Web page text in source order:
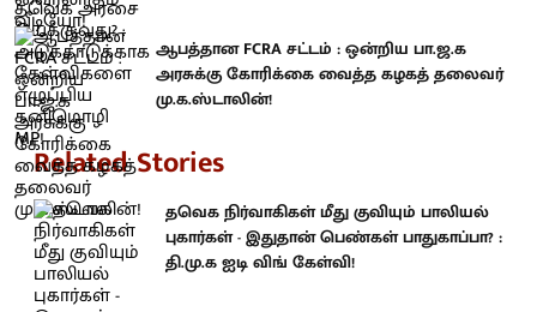
ஆபத்தான FCRA சட்டம் : ஒன்றிய பா.ஜ.க
அரசுக்கு கோரிக்கை வைத்த கழகத் தலைவர்
மு.க.ஸ்டாலின்!
Related Stories
தவெக நிர்வாகிகள் மீது குவியும் பாலியல்
புகார்கள் - இதுதான் பெண்கள் பாதுகாப்பா? :
தி.மு.க ஐடி விங் கேள்வி!